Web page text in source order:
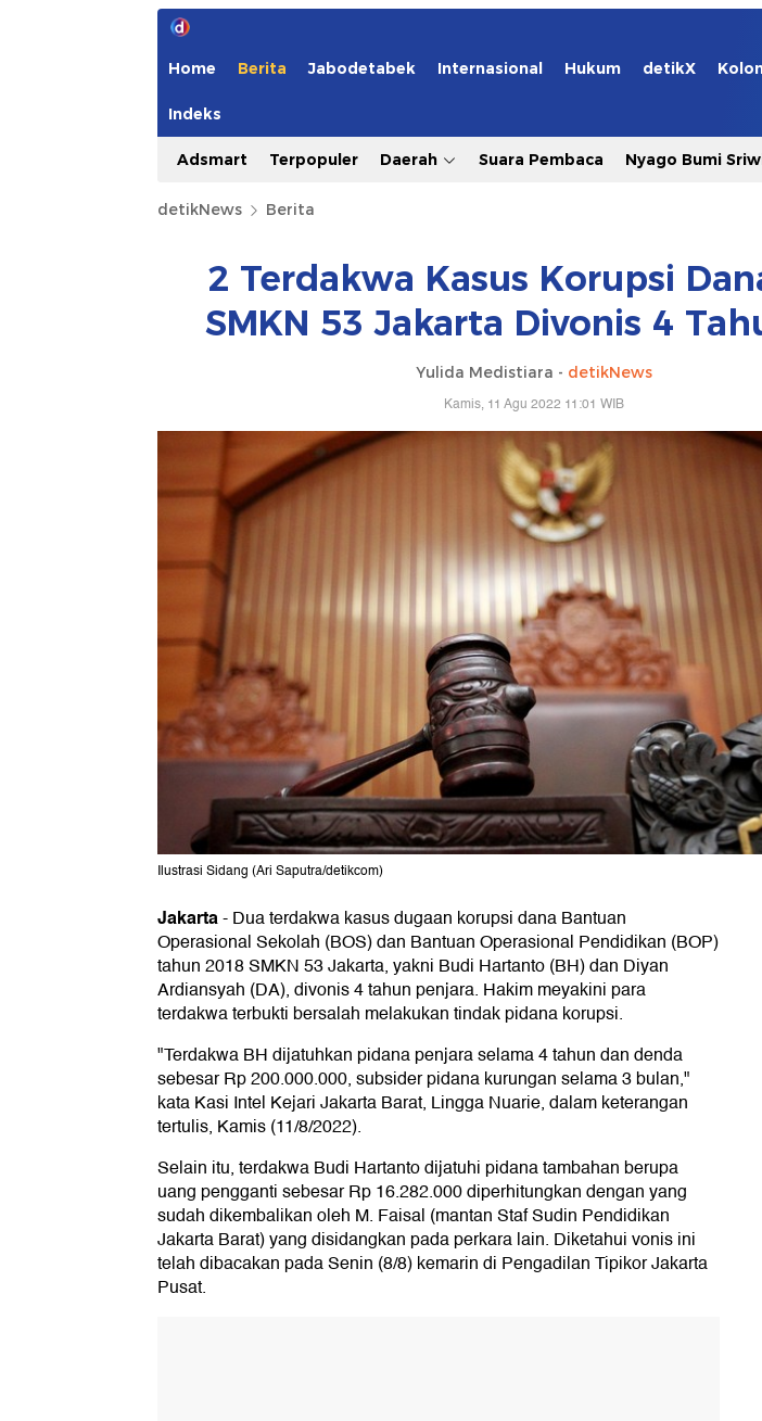
Home Berita Jabodetabek Internasional Hukum detikX
Indeks
Adsmart Terpopuler Daerah Suara Pembaca Nyago Bumi
detikNews Berita
2 Terdakwa Kasus Korupsi
SMKN 53 Jakarta Divonis 4
Yulida Medistiara - detikNews
Kamis, 11 Agu 2022 11:01 WIB
Ilustrasi Sidang (Ari Saputra/detikcom)
Jakarta-Dua terdakwa kasus dugaan korupsi dana Bantuan
Operasional Sekolah (BOS) dan Bantuan Operasional Pendidikan (BOP)
tahun 2018 SMKN 53 Jakarta, yakni Budi Hartanto (BH) dan Diyan
Ardiansyah (DA), divonis 4 tahun penjara. Hakim meyakini para
terdakwa terbukti bersalah melakukan tindak pidana korupsi.
"Terdakwa BH dijatuhkan pidana penjara selama 4 tahun dan denda
sebesar Rp 200.000.000, subsider pidana kurungan selama 3 bulan,"
kata Kasi Intel Kejari Jakarta Barat, Lingga Nuarie, dalam keterangan
tertulis, Kamis (11/8/2022).
Selain itu, terdakwa Budi Hartanto dijatuhi pidana tambahan berupa
uang pengganti sebesar Rp 16.282.000 diperhitungkan dengan yang
sudah dikembalikan oleh M. Faisal (mantan Staf Sudin Pendidikan
Jakarta Barat) yang disidangkan pada perkara lain. Diketahui vonis ini
telah dibacakan pada Senin (8/8) kemarin di Pengadilan Tipikor Jakarta
Pusat.